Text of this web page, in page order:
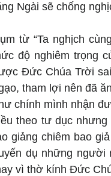
Ngài sẽ chống
từ “Ta nghịch
độ nghiêm trọng
Đức Chúa Trời
tham lợi nên đã
chính mình nhận
theo tư dục
giảng chiêm bao
dụ những người
vì thờ kính Đức